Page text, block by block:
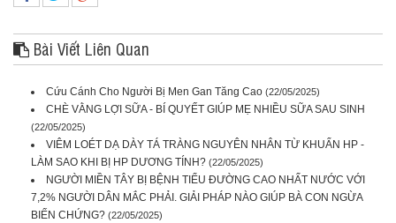
Bài Viết Liên Quan
Cứu Cánh Cho Người Bị Men Gan Tăng Cao (22/05/2025)
CHÈ VẰNG LỢI SỮA - BÍ QUYẾT GIÚP MẸ NHIỀU SỮA SAU SINH
(22/05/2025)
VIÊM LOÉT DẠ DÀY TÁ TRÀNG NGUYÊN NHÂN TỪ KHUẨN HP -
LÀM SAO KHI BỊ HP DƯƠNG TÍNH? (22/05/2025)
NGƯỜI MIỀN TÂY BỊ BỆNH TIỂU ĐƯỜNG CAO NHẤT NƯỚC VỚI
7,2% NGƯỜI DÂN MẮC PHẢI. GIẢI PHÁP NÀO GIÚP BÀ CON NGỪA
BIẾN CHỨNG? (22/05/2025)